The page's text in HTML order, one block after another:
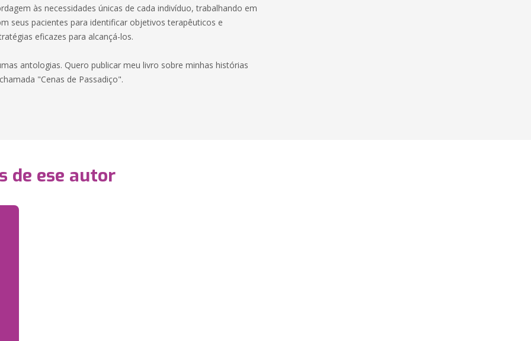
às necessidades únicas de cada indivíduo, trabalhando em
seus pacientes para identificar objetivos terapêuticos e
eficazes para alcançá-los.
antologias. Quero publicar meu livro sobre minhas histórias
"Cenas de Passadiço".
de ese autor